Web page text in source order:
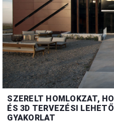
SZERELT HOMLOKZAT,
ÉS 3D TERVEZÉSI
GYAKORLAT